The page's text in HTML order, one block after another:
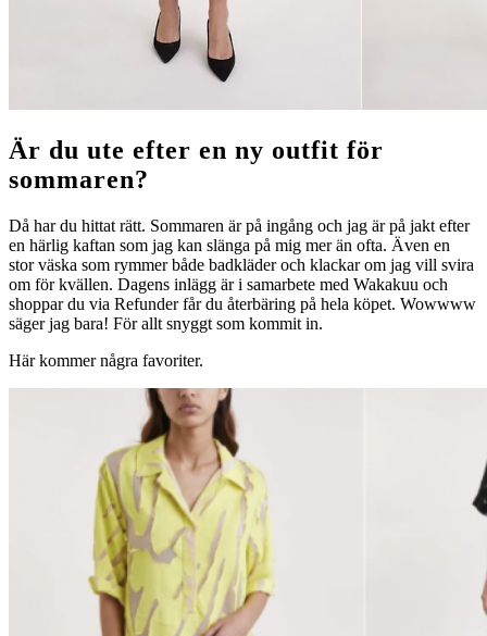
Är du ute efter en ny outfit för
sommaren?
Då har du hittat rätt. Sommaren är på ingång och jag är på jakt efter
en härlig kaftan som jag kan slänga på mig mer än ofta. Även en
stor väska som rymmer både badkläder och klackar om jag vill svira
om för kvällen. Dagens inlägg är i samarbete med Wakakuu och
shoppar du via Refunder får du återbäring på hela köpet. Wowwww
säger jag bara! För allt snyggt som kommit in.
Här kommer några favoriter.